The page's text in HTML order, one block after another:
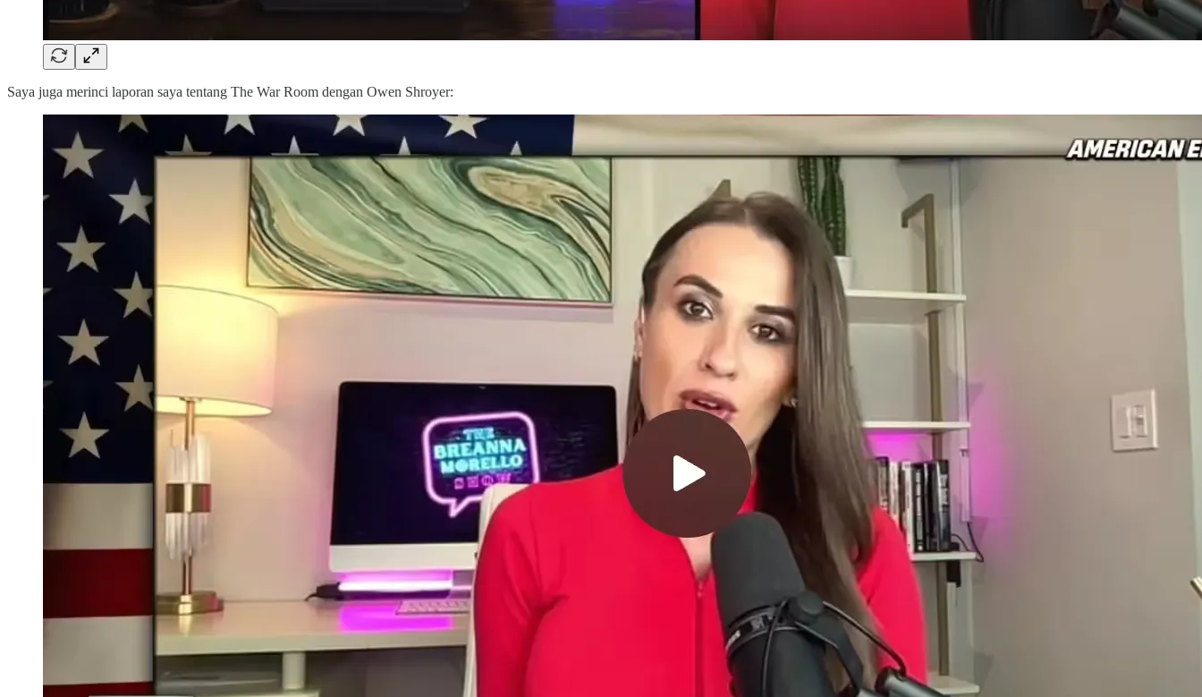
Saya juga merinci laporan saya tentang The War Room dengan Owen Shroyer: